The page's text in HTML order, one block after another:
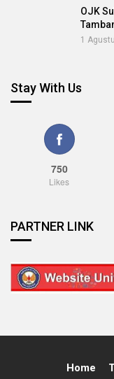
OJK
1
Stay With Us
750
Likes
PARTNER LINK
Home